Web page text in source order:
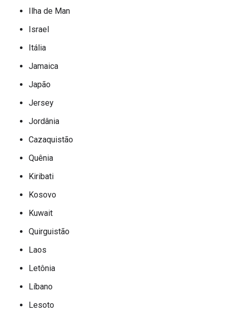
Ilha de Man
Israel
Itália
Jamaica
Japão
Jersey
Jordânia
Cazaquistão
Quênia
Kiribati
Kosovo
Kuwait
Quirguistão
Laos
Letônia
Líbano
Lesoto